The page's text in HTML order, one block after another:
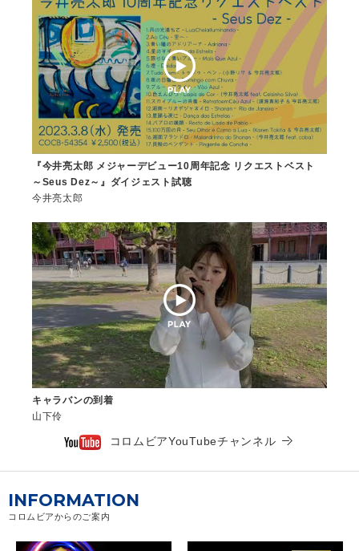
『今井亮太郎 メジャーデビュー10周年記念 リクエストベスト
～Seus Dez～』ダイジェスト試聴
今井亮太郎
キャラバンの到着
山下伶
コロムビアYouTubeチャンネル
INFORMATION
コロムビアからのご案内